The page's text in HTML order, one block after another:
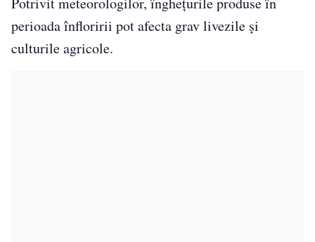
perioada înfloririi pot afecta grav livezile și
culturile agricole.